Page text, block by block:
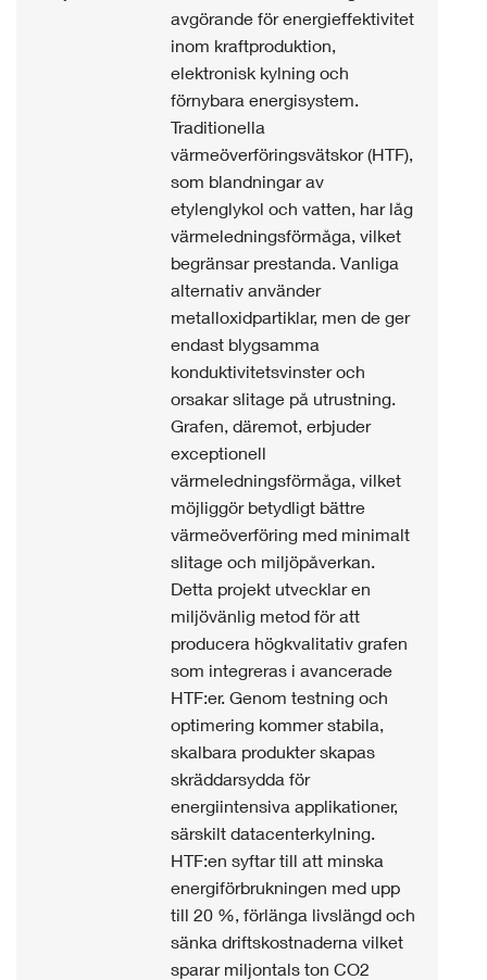
avgörande för energieffektivitet
inom kraftproduktion,
elektronisk kylning och
förnybara energisystem.
Traditionella
värmeöverföringsvätskor (HTF),
som blandningar av
etylenglykol och vatten, har låg
värmeledningsförmåga, vilket
begränsar prestanda. Vanliga
alternativ använder
metalloxidpartiklar, men de ger
endast blygsamma
konduktivitetsvinster och
orsakar slitage på utrustning.
Grafen, däremot, erbjuder
exceptionell
värmeledningsförmåga, vilket
möjliggör betydligt bättre
värmeöverföring med minimalt
slitage och miljöpåverkan.
Detta projekt utvecklar en
miljövänlig metod för att
producera högkvalitativ grafen
som integreras i avancerade
HTF:er. Genom testning och
optimering kommer stabila,
skalbara produkter skapas
skräddarsydda för
energiintensiva applikationer,
särskilt datacenterkylning.
HTF:en syftar till att minska
energiförbrukningen med upp
till 20 %, förlänga livslängd och
sänka driftskostnaderna vilket
sparar miljontals ton CO2